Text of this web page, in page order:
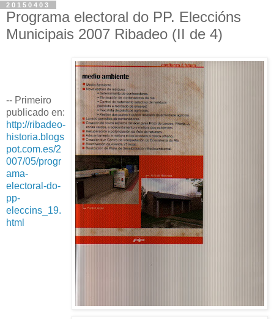
20150403
Programa electoral do PP. Eleccións
Municipais 2007 Ribadeo (II de 4)
-- Primeiro
publicado en:
http://ribadeo-
historia.blogs
pot.com.es/2
007/05/progr
ama-
electoral-do-
pp-
eleccins_19.
html